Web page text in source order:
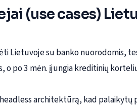
(use cases)
Lietuvoje su banko nuorodomis,
o po 3 mėn. įjungia kreditinių
architektūrą, kad palaikytų